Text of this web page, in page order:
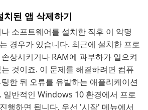
된 앱 삭제하기
소프트웨어를 설치한 직후 이 악명
경우가 있습니다. 최근에 설치한 프로
상시키거나 RAM에 과부하가 일으켜
것이죠. 이 문제를 해결하려면 컴퓨
한 뒤 오류를 유발하는 애플리케이션
일반적인 Windows 10 환경에서 프로
행하면 됩니다. 우선 '시작' 메뉴에서